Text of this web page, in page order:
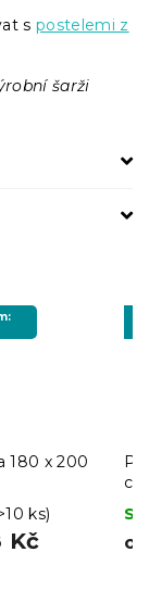
spostelemi z
šarži
180 x 200
ks)
Kč od